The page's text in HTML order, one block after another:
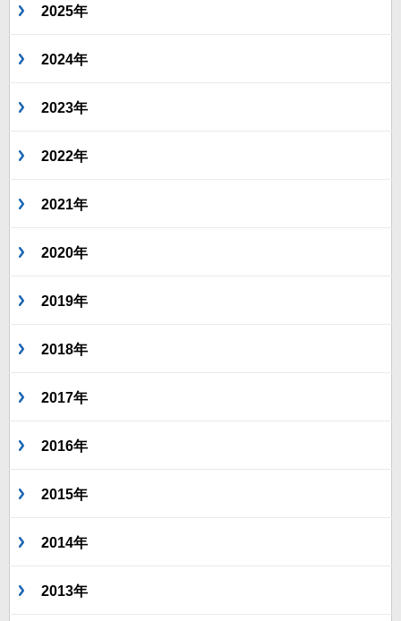
2025年
2024年
2023年
2022年
2021年
2020年
2019年
2018年
2017年
2016年
2015年
2014年
2013年